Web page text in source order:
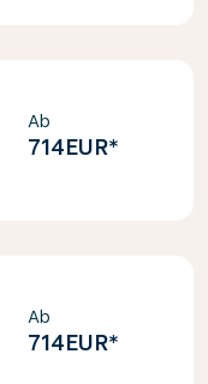
Ab
714EUR*
Ab
714EUR*